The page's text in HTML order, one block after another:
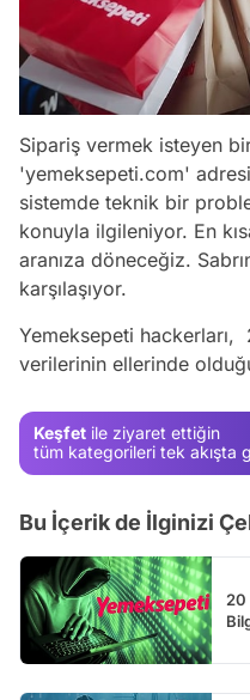
Sipariş vermek isteyen
'yemeksepeti.com'
sistemde teknik bir
konuyla ilgileniyor. En
aranıza döneceğiz.
karşılaşıyor.
Yemeksepeti
verilerinin ellerinde
Keşfet ile ziyaret ettiğin
tüm kategorileri tek akışta
Bu İçerik de İlginizi
20